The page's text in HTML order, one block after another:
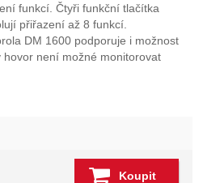
funkcí. Čtyři funkční tlačítka
přiřazení až 8 funkcí.
DM 1600 podporuje i možnost
není možné monitorovat
Koupit